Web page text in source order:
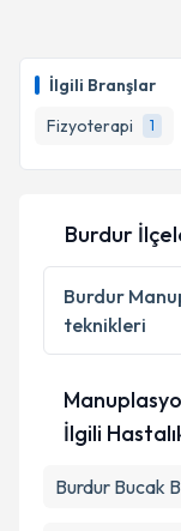
İlgili Branşlar
Fizyoterapi
1
takvim
E-posta
Kişisel
Metni
Burdur
Burdur
teknikleri
İlgili
Burdur Bucak